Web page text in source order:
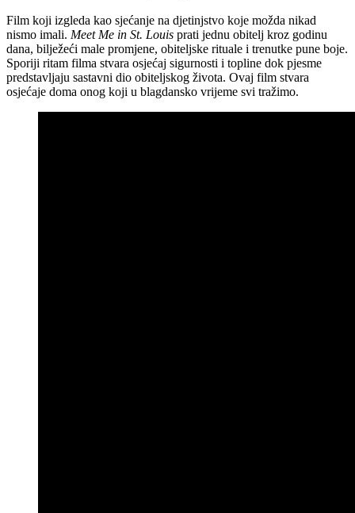
Film koji izgleda kao sjećanje na djetinjstvo koje možda nikad
nismo imali. Meet Me in St. Louis prati jednu obitelj kroz godinu
dana, bilježeći male promjene, obiteljske rituale i trenutke pune boje.
Sporiji ritam filma stvara osjećaj sigurnosti i topline dok pjesme
predstavljaju sastavni dio obiteljskog života. Ovaj film stvara
osjećaje doma onog koji u blagdansko vrijeme svi tražimo.